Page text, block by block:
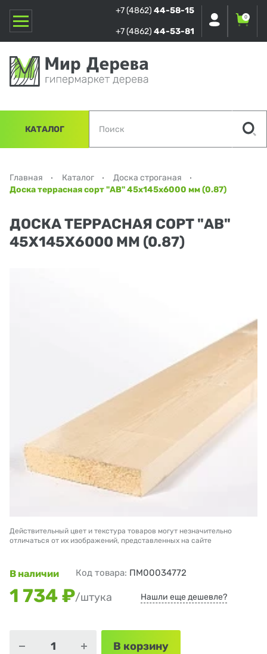
+7 (4862) 44-58-15
+7 (4862) 44-53-81
0
КАТАЛОГ
Главная Каталог
Доска строганая
Доска террасная сорт "АВ" 45х145х6000 мм (0.87)
ДОСКА ТЕРРАСНАЯ СОРТ "АВ"
45Х145Х6000 ММ (0.87)
Действительный цвет и текстура товаров могут незначительно
отличаться от их изображений, представленных на сайте
В наличии Код товара: ПМ00034772
1 734 ₽/штука Нашли еще дешевле?
В корзину